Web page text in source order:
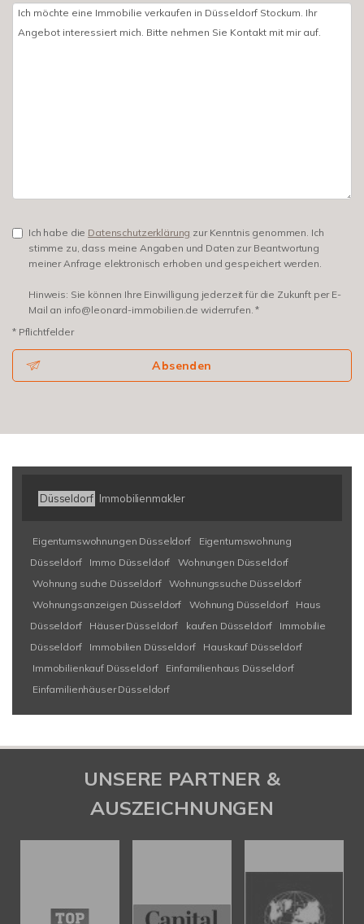
Ich habe die Datenschutzerklärung zur Kenntnis genommen. Ich
stimme zu, dass meine Angaben und Daten zur Beantwortung
meiner Anfrage elektronisch erhoben und gespeichert werden.
Hinweis: Sie können Ihre Einwilligung jederzeit für die Zukunft per E-
Mail an info@leonard-immobilien.de widerrufen. *
* Pflichtfelder
Absenden
Düsseldorf Immobilienmakler
Eigentumswohnungen Düsseldorf
Eigentumswohnung
Düsseldorf
Immo Düsseldorf
Wohnungen Düsseldorf
Wohnung suche Düsseldorf
Wohnungssuche Düsseldorf
Wohnungsanzeigen Düsseldorf
Wohnung Düsseldorf
Haus
Düsseldorf
Häuser Düsseldorf kaufen Düsseldorf
Immobilie
Düsseldorf
Immobilien Düsseldorf
Hauskauf Düsseldorf
Immobilienkauf Düsseldorf
Einfamilienhaus Düsseldorf
Einfamilienhäuser Düsseldorf
UNSERE PARTNER &
AUSZEICHNUNGEN